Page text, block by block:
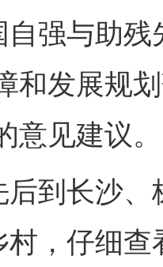
强与助残
和发展规
意见建议。
长沙、
村，仔细